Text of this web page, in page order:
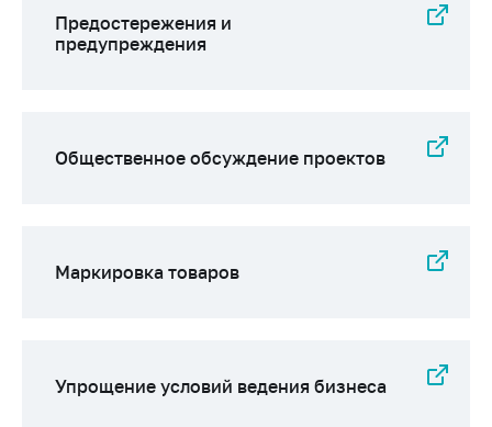
антимонопольного
законодательства
обсуждение
Упрощение условий
предотвращению
распространения
Предостережения и
предупреждения
Общественное обсуждение проектов
Маркировка товаров
Упрощение условий ведения бизнеса